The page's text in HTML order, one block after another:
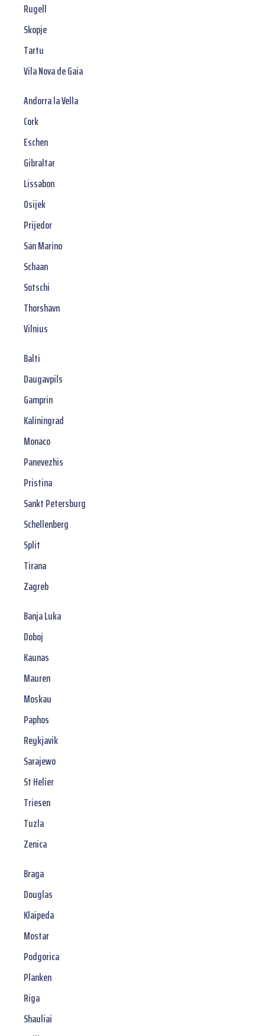
Rugell
Skopje
Tartu
Vila Nova de Gaia
Andorra la Vella
Cork
Eschen
Gibraltar
Lissabon
Osijek
Prijedor
San Marino
Schaan
Sotschi
Thorshavn
Vilnius
Balti
Daugavpils
Gamprin
Kaliningrad
Monaco
Panevezhis
Pristina
Sankt Petersburg
Schellenberg
Split
Tirana
Zagreb
Banja Luka
Doboj
Kaunas
Mauren
Moskau
Paphos
Reykjavik
Sarajewo
St Helier
Triesen
Tuzla
Zenica
Braga
Douglas
Klaipeda
Mostar
Podgorica
Planken
Riga
Shauliai